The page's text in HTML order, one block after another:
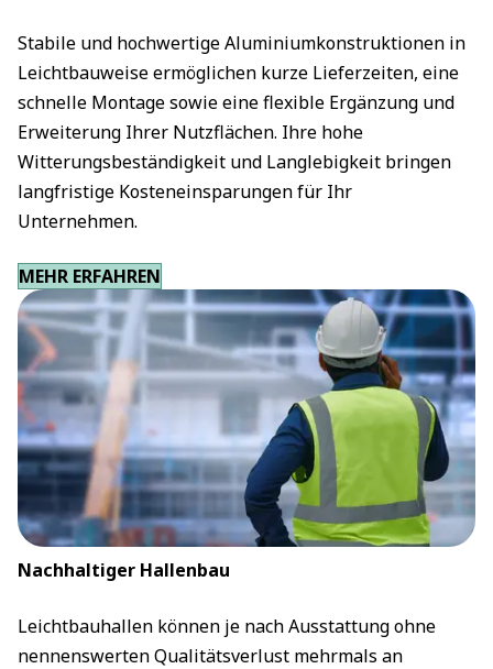
Stabile und hochwertige Aluminiumkonstruktionen in
Leichtbauweise ermöglichen kurze Lieferzeiten, eine
schnelle Montage sowie eine flexible Ergänzung und
Erweiterung Ihrer Nutzflächen. Ihre hohe
Witterungsbeständigkeit und Langlebigkeit bringen
langfristige Kosteneinsparungen für Ihr
Unternehmen.
MEHR ERFAHREN
Nachhaltiger Hallenbau
Leichtbauhallen können je nach Ausstattung ohne
nennenswerten Qualitätsverlust mehrmals an